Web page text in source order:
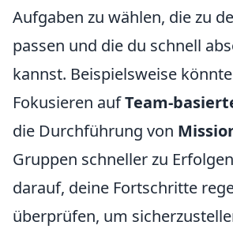
Aufgaben zu wählen, die zu
passen und die du schnell
kannst. Beispielsweise
Fokusieren aufTeam-
die Durchführung von
Gruppen schneller zu
darauf, deine Fortschritte
überprüfen, um